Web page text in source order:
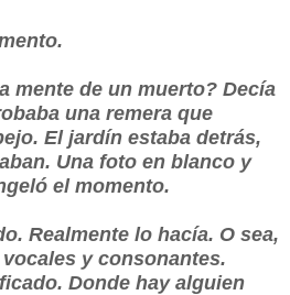
mente de un muerto? Decía
una remera que
El jardín estaba detrás,
Una foto en blanco y
el momento.
Realmente lo hacía. O sea,
y consonantes.
Donde hay alguien